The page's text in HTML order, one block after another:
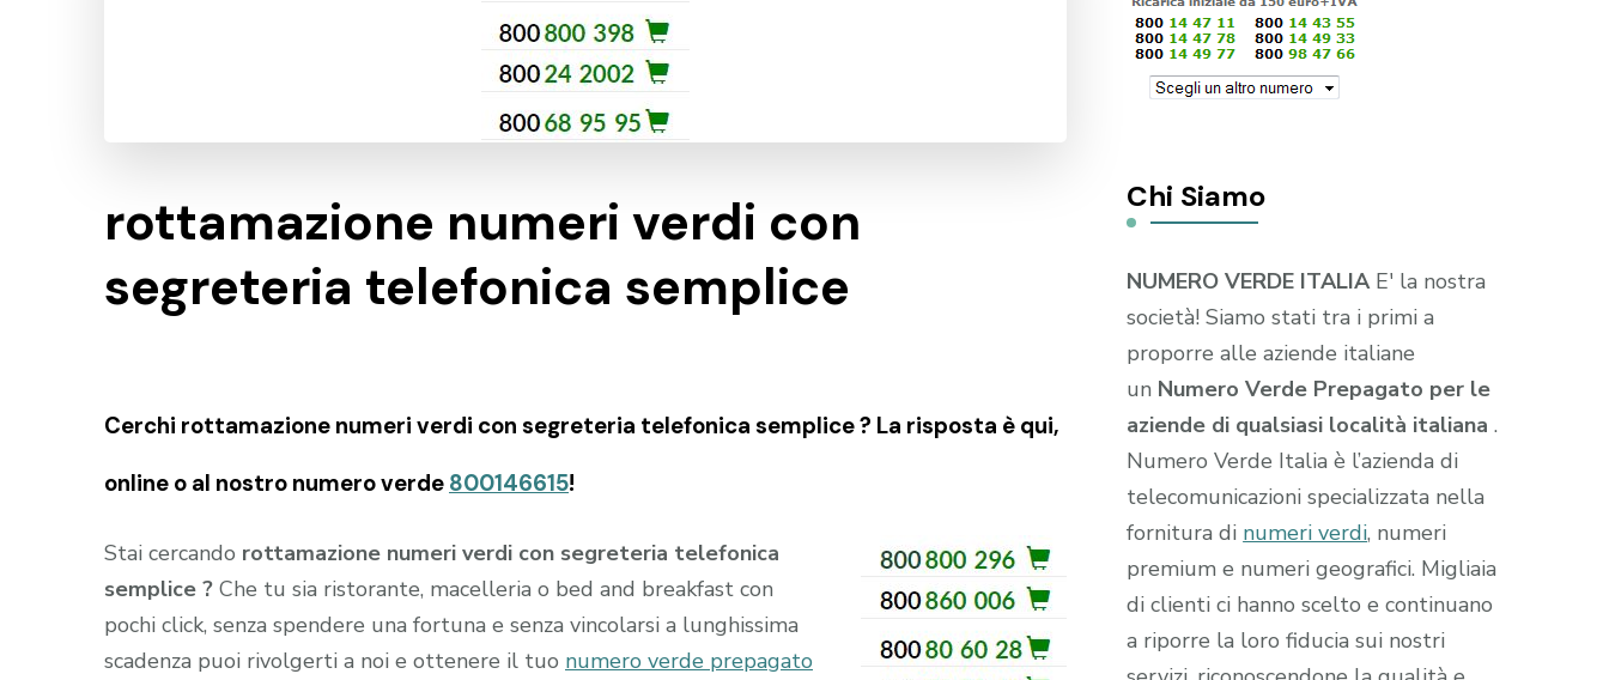
rottamazione numeri verdi con
segreteria telefonica semplice
Cerchi rottamazione numeri verdi con segreteria telefonica semplice ? La risposta è qui,
online o al nostro numero verde 800146615!
Stai cercando rottamazione numeri verdi con segreteria telefonica
semplice ? Che tu sia ristorante, macelleria o bed and breakfast con
pochi click, senza spendere una fortuna e senza vincolarsi a lunghissima
scadenza puoi rivolgerti a noi e ottenere il tuo numero verde prepagato
Chi Siamo
NUMERO VERDE ITALIAE' la nostra
società! Siamo stati tra i primi a
proporre alle aziende italiane
un Numero Verde Prepagato per le
aziende di qualsiasi località italiana.
Numero Verde Italia è l’azienda di
telecomunicazioni specializzata nella
fornitura di numeri verdi, numeri
premium e numeri geografici. Migliaia
di clienti ci hanno scelto e continuano
a riporre la loro fiducia sui nostri